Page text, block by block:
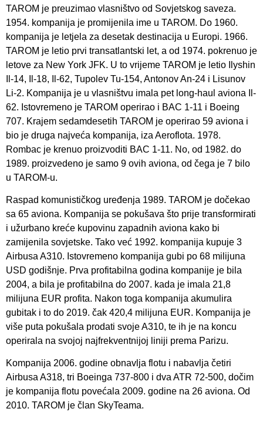
TAROM je preuzimao vlasništvo od Sovjetskog saveza.
1954. kompanija je promijenila ime u TAROM. Do 1960.
kompanija je letjela za desetak destinacija u Europi. 1966.
TAROM je letio prvi transatlantski let, a od 1974. pokrenuo je
letove za New York JFK. U to vrijeme TAROM je letio Ilyshin
Il-14, Il-18, Il-62, Tupolev Tu-154, Antonov An-24 i Lisunov
Li-2. Kompanija je u vlasništvu imala pet long-haul aviona Il-
62. Istovremeno je TAROM operirao i BAC 1-11 i Boeing
707. Krajem sedamdesetih TAROM je operirao 59 aviona i
bio je druga najveća kompanija, iza Aeroflota. 1978.
Rombac je krenuo proizvoditi BAC 1-11. No, od 1982. do
1989. proizvedeno je samo 9 ovih aviona, od čega je 7 bilo
u TAROM-u.
Raspad komunističkog uređenja 1989. TAROM je dočekao
sa 65 aviona. Kompanija se pokušava što prije transformirati
i užurbano kreće kupovinu zapadnih aviona kako bi
zamijenila sovjetske. Tako već 1992. kompanija kupuje 3
Airbusa A310. Istovremeno kompanija gubi po 68 milijuna
USD godišnje. Prva profitabilna godina kompanije je bila
2004, a bila je profitabilna do 2007. kada je imala 21,8
milijuna EUR profita. Nakon toga kompanija akumulira
gubitak i to do 2019. čak 420,4 milijuna EUR. Kompanija je
više puta pokušala prodati svoje A310, te ih je na koncu
operirala na svojoj najfrekventnijoj liniji prema Parizu.
Kompanija 2006. godine obnavlja flotu i nabavlja četiri
Airbusa A318, tri Boeinga 737-800 i dva ATR 72-500, dočim
je kompanija flotu povećala 2009. godine na 26 aviona. Od
2010. TAROM je član SkyTeama.